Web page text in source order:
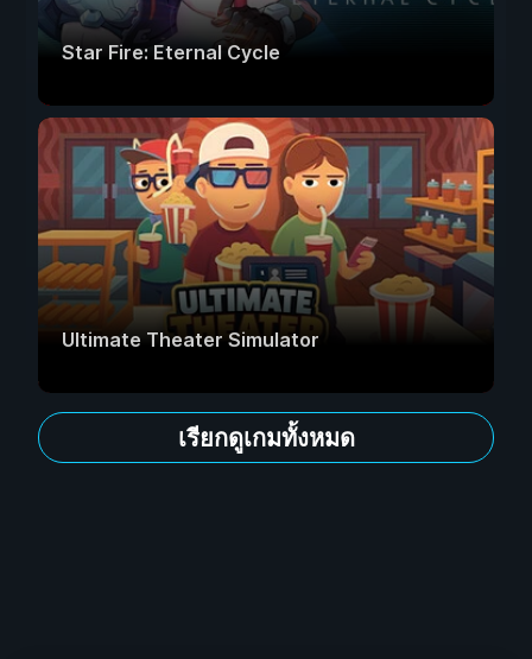
Star Fire: Eternal Cycle
Ultimate Theater Simulator
เรียกดูเกมทั้งหมด